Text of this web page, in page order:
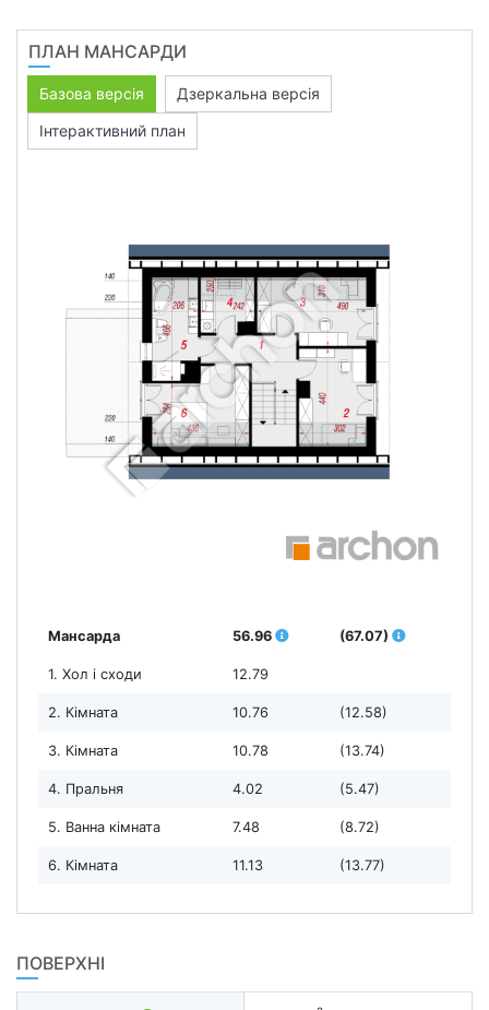
ПЛАН МАНСАРДИ
Базова версія
Дзеркальна версія
Інтерактивний план
Мансарда 56.96 (67.07)
1. Хол і сходи 12.79
2. Кімната 10.76 (12.58)
3. Кімната 10.78 (13.74)
4. Пральня 4.02 (5.47)
5. Ванна кімната 7.48 (8.72)
6. Кімната 11.13 (13.77)
ПОВЕРХНІ